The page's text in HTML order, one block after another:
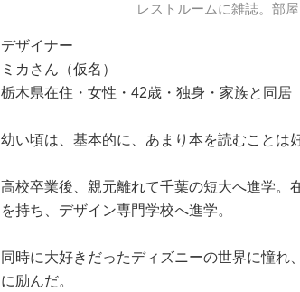
レストルームに雑誌。部
デザイナー
ミカさん（仮名）
栃木県在住・女性・42歳・独身・家族と同居
幼い頃は、基本的に、あまり本を読むことは
高校卒業後、親元離れて千葉の短大へ進学。
を持ち、デザイン専門学校へ進学。
同時に大好きだったディズニーの世界に憧
に励んだ。